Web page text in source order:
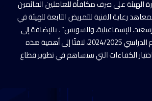
الهيئة على صرف مكافأة للعاملين القائمين
رعاية الفنية للتمريض التابعة للهيئة في
الإسماعيلية، والسويس” ، بالإضافة إلى
محافظة الأقصر للعام الدراسي 2024/2025، لافتًا إلى أهمية هذه
الكفاءات التي ستساهم في تطوير قطاع